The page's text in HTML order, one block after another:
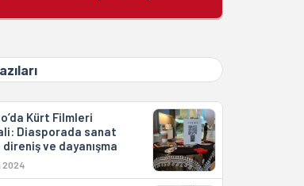
Kürt Filmleri
Diasporada sanat
ve dayanışma
2024